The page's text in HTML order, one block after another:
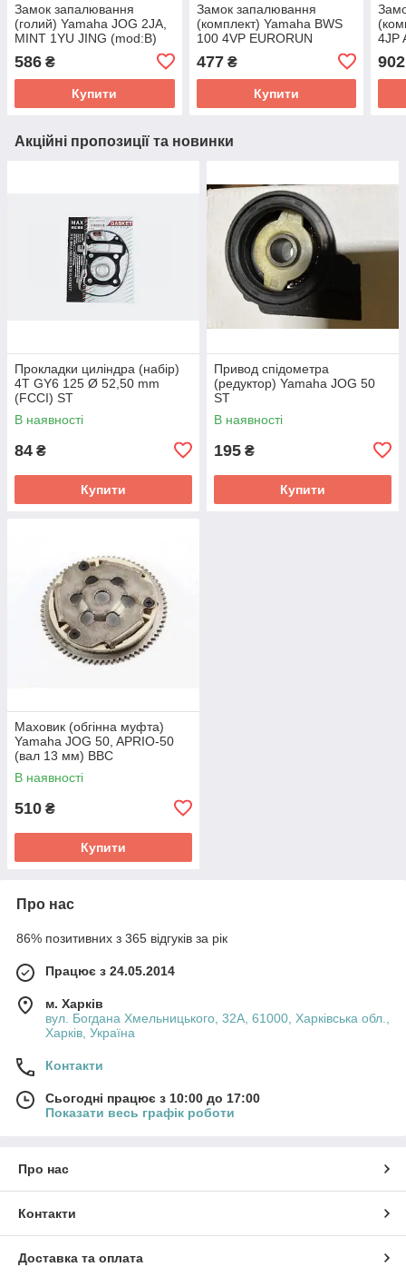
Замок запалювання
(голий) Yamaha JOG 2JA,
MINT 1YU JING (mod:B)
586 ₴
Купити
Замок запалювання
(комплект) Yamaha BWS
100 4VP EURORUN
477₴
Купити
4JP
902
Акційні пропозиції та новинки
Прокладки циліндра (набір)
4T GY6 125 Ø 52,50 mm
(FCCI) ST
В наявності
84 ₴
Купити
Привод спідометра
(редуктор) Yamaha JOG 50
ST
В наявності
195 ₴
Купити
Маховик (обгінна муфта)
Yamaha JOG 50, APRIO-50
(вал 13 мм) BBC
В наявності
510 ₴
Купити
Про нас
86% позитивних з 365 відгуків за рік
Працює з 24.05.2014
м. Харків
вул. Богдана Хмельницького, 32А, 61000, Харківська обл.,
Харків, Україна
Контакти
Сьогодні працює з 10:00 до 17:00
Показати весь графік роботи
Про нас
Контакти
Доставка та оплата